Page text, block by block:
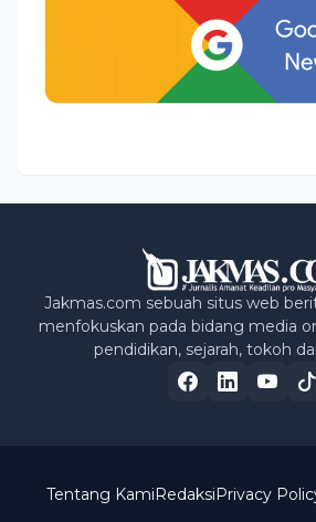
Jakmas.com sebuah situs web
menfokuskan pada bidang media
pendidikan, sejarah, tokoh
Tentang KamiRedaksiPrivacy